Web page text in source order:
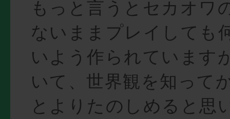
もっと言うとセカオワ
ないままプレイしても
いよう作られています
いて、世界観を知って
とよりたのしめると思